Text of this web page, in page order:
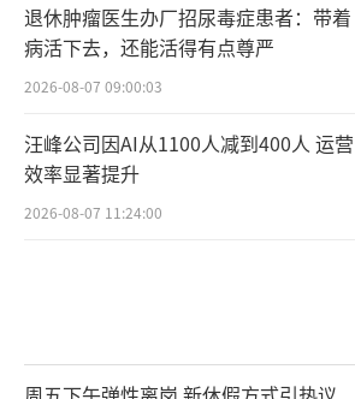
退休肿瘤医生办厂招尿毒症患者：带着
病活下去，还能活得有点尊严
2026-08-07 09:00:03
汪峰公司因AI从1100人减到400人 运营
效率显著提升
2026-08-07 11:24:00